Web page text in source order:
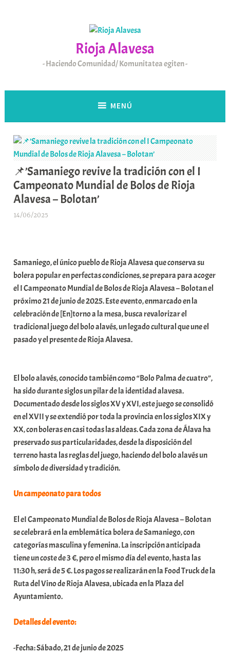
Rioja Alavesa
Haciendo Comunidad/ Komunitatea egiten
MENÚ
📌’Samaniego revive la tradición con el I
Campeonato Mundial de Bolos de Rioja
Alavesa – Bolotan’
14/06/2025
a
r
E
r
r
i
o
K
o
m
u
n
i
t
a
e
Samaniego, el único pueblo de Rioja Alavesa que conserva su
bolera popular en perfectas condiciones, se prepara para acoger
el I Campeonato Mundial de Bolos de Rioja Alavesa – Bolotan el
próximo 21 de junio de 2025. Este evento, enmarcado en la
celebración de [En]torno a la mesa, busca revalorizar el
tradicional juego del bolo alavés, un legado cultural que une el
pasado y el presente de Rioja Alavesa.
El bolo alavés, conocido también como “Bolo Palma de cuatro”,
ha sido durante siglos un pilar de la identidad alavesa.
Documentado desde los siglos XV y XVI, este juego se consolidó
en el XVII y se extendió por toda la provincia en los siglos XIX y
XX, con boleras en casi todas las aldeas. Cada zona de Álava ha
preservado sus particularidades, desde la disposición del
terreno hasta las reglas del juego, haciendo del bolo alavés un
símbolo de diversidad y tradición.
Un campeonato para todos
El eI Campeonato Mundial de Bolos de Rioja Alavesa – Bolotan
se celebrará en la emblemática bolera de Samaniego, con
categorías masculina y femenina. La inscripción anticipada
tiene un coste de 3 €, pero el mismo día del evento, hasta las
11:30 h, será de 5 €. Los pagos se realizarán en la Food Truck de la
Ruta del Vino de Rioja Alavesa, ubicada en la Plaza del
Ayuntamiento.
Detalles del evento:
-Fecha: Sábado, 21 de junio de 2025